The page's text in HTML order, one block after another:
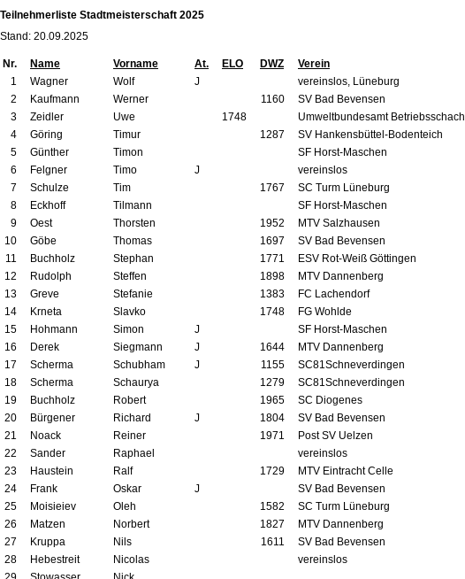
Teilnehmerliste Stadtmeisterschaft 2025
Stand: 20.09.2025
Nr. Name Vorname At. ELO DWZ
Verein
1
Wagner Wolf J
vereinslos, Lüneburg
2
Kaufmann Werner 1160
SV Bad Bevensen
3
Zeidler Uwe 1748
Umweltbundesamt Betriebsschach
4
Göring Timur 1287
SV Hankensbüttel-Bodenteich
5
Günther Timon
SF Horst-Maschen
6
Felgner Timo J
vereinslos
7
Schulze Tim 1767
SC Turm Lüneburg
8
Eckhoff Tilmann
SF Horst-Maschen
9
Oest Thorsten 1952
MTV Salzhausen
10
Göbe Thomas 1697
SV Bad Bevensen
11
Buchholz Stephan 1771
ESV Rot-Weiß Göttingen
12
Rudolph Steffen 1898
MTV Dannenberg
13
Greve Stefanie 1383
FC Lachendorf
14
Krneta Slavko 1748
FG Wohlde
15
Hohmann Simon J
SF Horst-Maschen
16
Derek Siegmann J 1644
MTV Dannenberg
17
Scherma Schubham J 1155
SC81Schneverdingen
18
Scherma Schaurya 1279
SC81Schneverdingen
19
Buchholz Robert 1965
SC Diogenes
20
Bürgener Richard J 1804
SV Bad Bevensen
21
Noack Reiner 1971
Post SV Uelzen
22
Sander Raphael
vereinslos
23
Haustein Ralf 1729
MTV Eintracht Celle
24
Frank Oskar J
SV Bad Bevensen
25
Moisieiev Oleh 1582
SC Turm Lüneburg
26
Matzen Norbert 1827
MTV Dannenberg
27
Kruppa Nils 1611
SV Bad Bevensen
28
Hebestreit Nicolas
vereinslos